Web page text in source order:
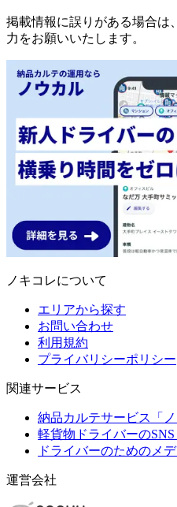
掲載情報に誤りがある場合は、
力をお願いいたします。
ノキコレについて
エリアから探す
お問い合わせ
利用規約
プライバリシーポリシー
関連サービス
納品カルテサービス「ノ
軽貨物ドライバーの
ドライバーのためのメ
運営会社